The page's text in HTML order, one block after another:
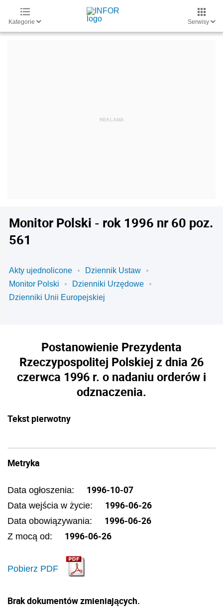
Kategorie Serwisy
Monitor Polski - rok 1996 nr 60 poz.
561
Akty ujednolicone
Dziennik Ustaw
Monitor Polski
Dzienniki Urzędowe
Dzienniki Unii Europejskiej
Postanowienie Prezydenta
Rzeczypospolitej Polskiej z dnia 26
czerwca 1996 r. o nadaniu orderów i
odznaczenia.
Tekst pierwotny
Metryka
Data ogłoszenia: 1996-10-07
Data wejścia w życie: 1996-06-26
Data obowiązywania: 1996-06-26
Z mocą od: 1996-06-26
Pobierz PDF
Brak dokumentów zmieniających.